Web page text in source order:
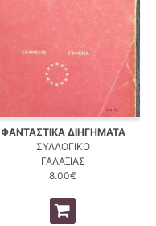
ΦΑΝΤΑΣΤΙΚΑ ΔΙΗΓΗΜΑΤΑ
ΣΥΛΛΟΓΙΚΟ
ΓΑΛΑΞΙΑΣ
8.00€